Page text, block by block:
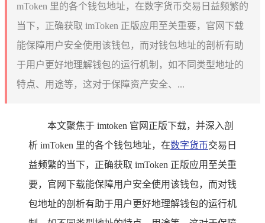
mToken 里的各个钱包地址，在数字货币交易日益频繁的
当下，正确获取 imToken 正版应用至关重要，官网下载
能保障用户安全使用该钱包，而对钱包地址的剖析有助
于用户更好地理解钱包的运行机制，如不同类型地址的
特点、用途等，这对于保障资产安全、...
本文聚焦于 imtoken 官网正版下载，并深入剖
析 imToken 里的各个钱包地址，在数字货币交易日
益频繁的当下，正确获取 imToken 正版应用至关重
要，官网下载能保障用户安全使用该钱包，而对钱
包地址的剖析有助于用户更好地理解钱包的运行机